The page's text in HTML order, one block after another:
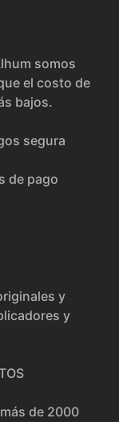
somos
el costo de
bajos.
segura
de pago
y
y
de 2000